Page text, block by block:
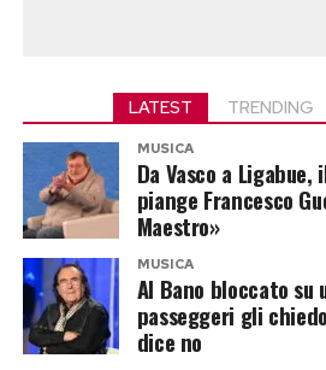
LATEST TRENDING
MUSICA
Da Vasco a
piange Francesco
Maestro»
MUSICA
Al Bano bloccato su
passeggeri gli
dice no